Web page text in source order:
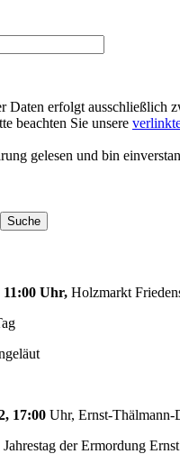
Daten erfolgt ausschließlich
beachten Sie unsere
gelesen und bin
11:00 Uhr, Holzmarkt
17:00 Uhr, Ernst-
der Ermordung